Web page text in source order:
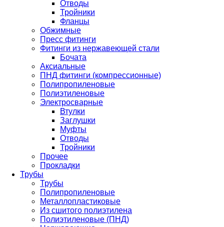
Отводы
Тройники
Фланцы
Обжимные
Пресс фитинги
Фитинги из нержавеющей стали
Бочата
Аксиальные
ПНД фитинги (компрессионные)
Полипропиленовые
Полиэтиленовые
Электросварные
Втулки
Заглушки
Муфты
Отводы
Тройники
Прочее
Прокладки
Трубы
Трубы
Полипропиленовые
Металлопластиковые
Из сшитого полиэтилена
Полиэтиленовые (ПНД)